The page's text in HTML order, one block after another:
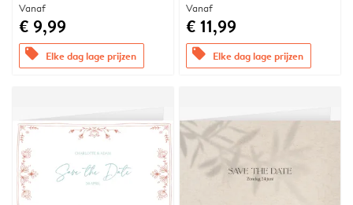
Vanaf
€ 9,99
offers Elke dag lage prijzen
Vanaf
€ 11,99
offers Elke dag lage prijzen